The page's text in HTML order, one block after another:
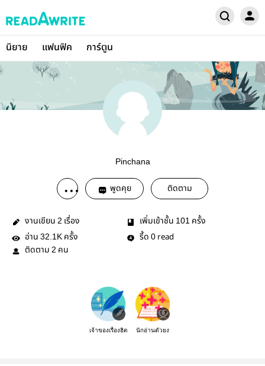
นิยาย แฟนฟิค การ์ตูน
Pinchana
พูดคุย ติดตาม
งานเขียน 2 เรื่อง เพิ่มเข้าชั้น 101 ครั้ง
อ่าน 32.1K ครั้ง รี้ด 0 read
ติดตาม 2 คน
เจ้าของเรื่องฮิต นักอ่านตัวยง